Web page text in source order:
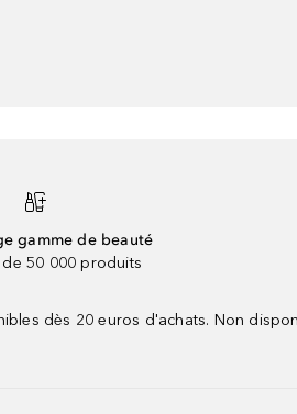
gamme de beauté
50 000 produits
dès 20 euros d'achats. Non